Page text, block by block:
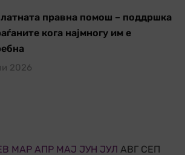
правна помош – поддршка
кога најмногу им е
2026
МАР АПР МАЈ ЈУН ЈУЛ АВГ СЕП